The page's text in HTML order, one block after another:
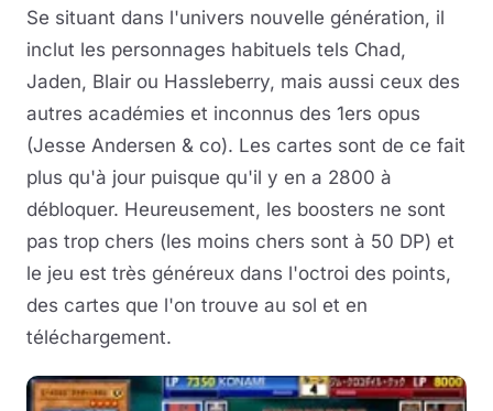
Se situant dans l'univers nouvelle génération, il
inclut les personnages habituels tels Chad,
Jaden, Blair ou Hassleberry, mais aussi ceux des
autres académies et inconnus des 1ers opus
(Jesse Andersen & co). Les cartes sont de ce fait
plus qu'à jour puisque qu'il y en a 2800 à
débloquer. Heureusement, les boosters ne sont
pas trop chers (les moins chers sont à 50 DP) et
le jeu est très généreux dans l'octroi des points,
des cartes que l'on trouve au sol et en
téléchargement.